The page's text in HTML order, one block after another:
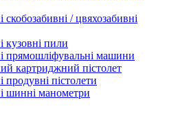
/ цвяхозабивні
кузовні пили
прямошліфувальні машини
картриджний пістолет
пістолети
шинні манометри